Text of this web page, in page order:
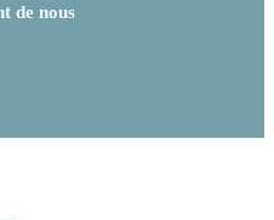
de nous